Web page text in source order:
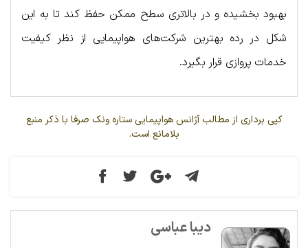
بهبود بخشیده و در بالاتری سطح ممکن حفظ کند تا به این
شکل در رده بهترین شرکت‌های هواپیمایی از نظر کیفیت
خدمات پروازی قرار بگیرد.
کپی برداری از مطالب آژانس هواپیمایی ستاره ونک صرفا با ذکر منبع
بلامانع است.
دیبا عباسی